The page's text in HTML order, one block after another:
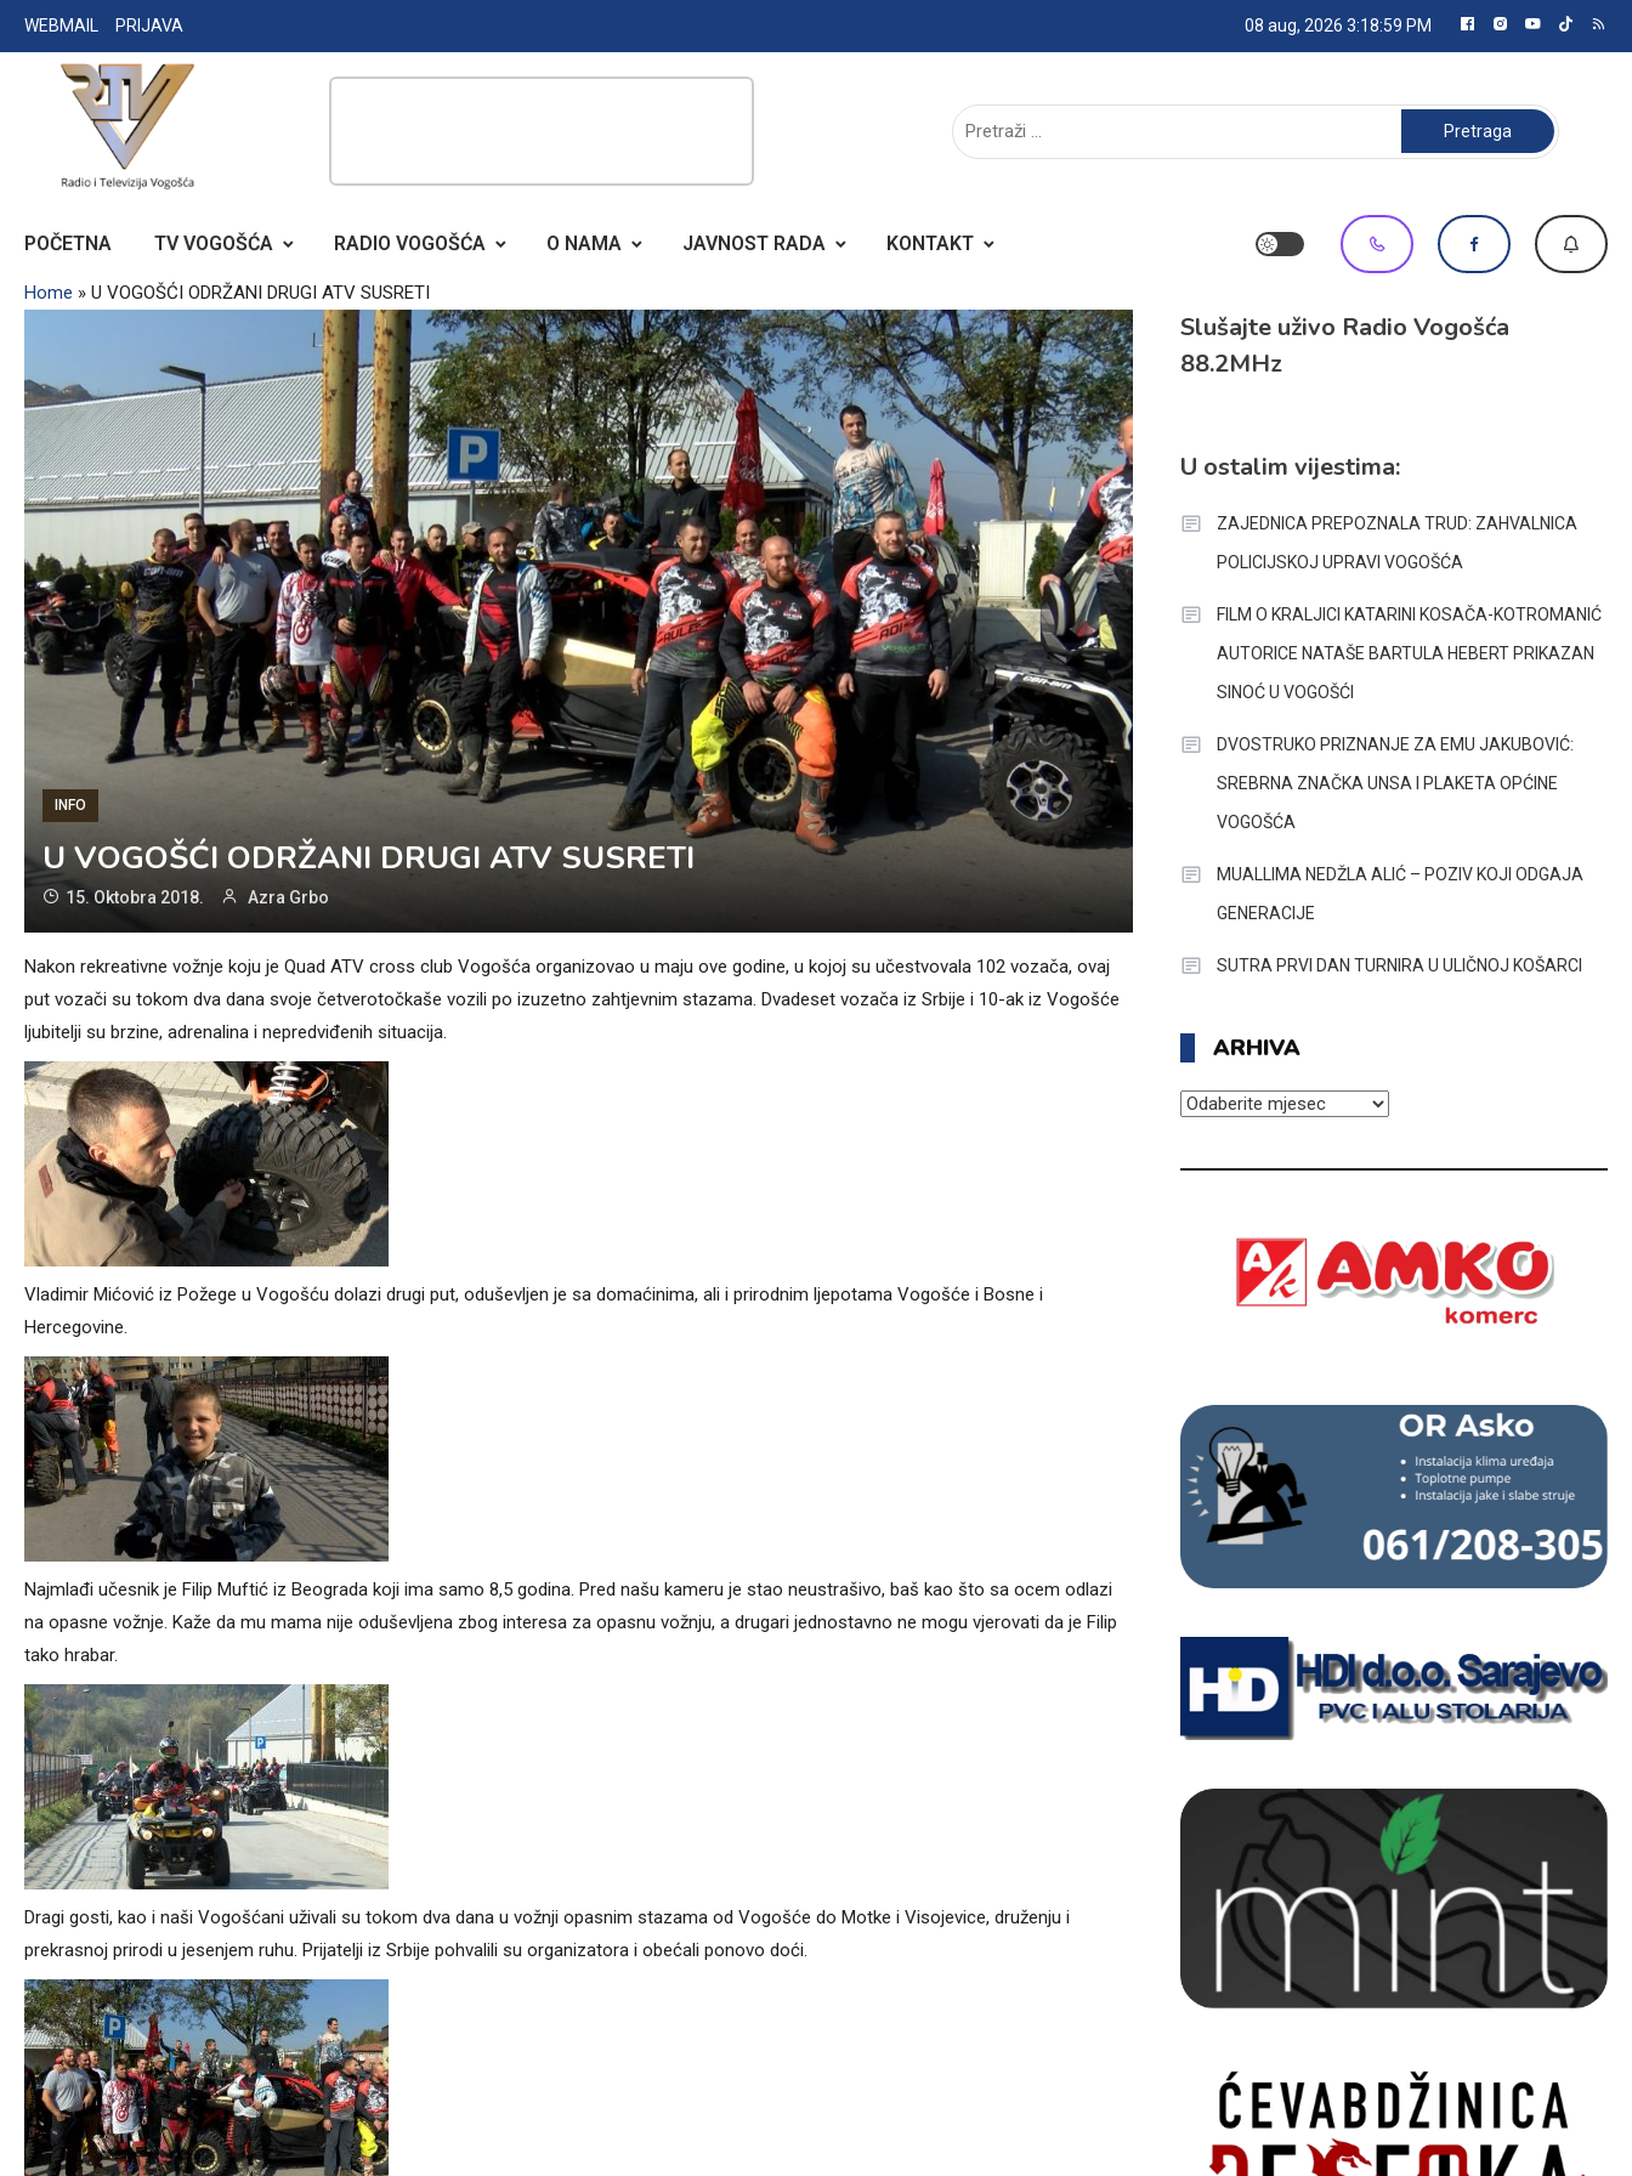
Skip
to
WEBMAIL PRIJAVA 08 aug, 2026 3:19:00 PM
RADIO TELEVIZIJA VOGOŠĆA
Pretraga:
POČETNA TV VOGOŠĆA RADIO VOGOŠĆA O NAMA JAVNOST RADA KONTAKT
Home » U VOGOŠĆI ODRŽANI DRUGI ATV SUSRETI
INFO
U VOGOŠĆI ODRŽANI DRUGI ATV SUSRETI
15. Oktobra 2018. Azra Grbo
Nakon rekreativne vožnje koju je Quad ATV cross club Vogošća organizovao u maju ove godine, u kojoj su učestvovala 102 vozača, ovaj
put vozači su tokom dva dana svoje četverotočkaše vozili po izuzetno zahtjevnim stazama. Dvadeset vozača iz Srbije i 10-ak iz Vogošće
ljubitelji su brzine, adrenalina i nepredviđenih situacija.
Vladimir Mićović iz Požege u Vogošću dolazi drugi put, oduševljen je sa domaćinima, ali i prirodnim ljepotama Vogošće i Bosne i
Hercegovine.
Najmlađi učesnik je Filip Muftić iz Beograda koji ima samo 8,5 godina. Pred našu kameru je stao neustrašivo, baš kao što sa ocem odlazi
na opasne vožnje. Kaže da mu mama nije oduševljena zbog interesa za opasnu vožnju, a drugari jednostavno ne mogu vjerovati da je Filip
tako hrabar.
Dragi gosti, kao i naši Vogošćani uživali su tokom dva dana u vožnji opasnim stazama od Vogošće do Motke i Visojevice, druženju i
prekrasnoj prirodi u jesenjem ruhu. Prijatelji iz Srbije pohvalili su organizatora i obećali ponovo doći.
Slušajte uživo Radio Vogošća
88.2MHz
U ostalim vijestima:
ZAJEDNICA PREPOZNALA TRUD: ZAHVALNICA
POLICIJSKOJ UPRAVI VOGOŠĆA
FILM O KRALJICI KATARINI KOSAČA-KOTROMANIĆ
AUTORICE NATAŠE BARTULA HEBERT PRIKAZAN
SINOĆ U VOGOŠĆI
DVOSTRUKO PRIZNANJE ZA EMU JAKUBOVIĆ:
SREBRNA ZNAČKA UNSA I PLAKETA OPĆINE
VOGOŠĆA
MUALLIMA NEDŽLA ALIĆ – POZIV KOJI ODGAJA
GENERACIJE
SUTRA PRVI DAN TURNIRA U ULIČNOJ KOŠARCI
ARHIVA
ARHIVA